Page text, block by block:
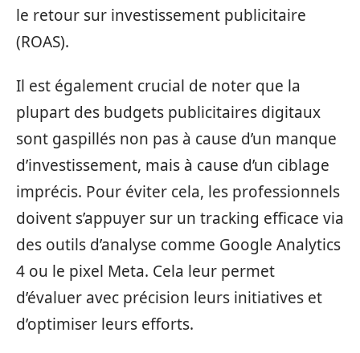
le retour sur investissement publicitaire
(ROAS).
Il est également crucial de noter que la
plupart des budgets publicitaires digitaux
sont gaspillés non pas à cause d’un manque
d’investissement, mais à cause d’un ciblage
imprécis. Pour éviter cela, les professionnels
doivent s’appuyer sur un tracking efficace via
des outils d’analyse comme Google Analytics
4 ou le pixel Meta. Cela leur permet
d’évaluer avec précision leurs initiatives et
d’optimiser leurs efforts.